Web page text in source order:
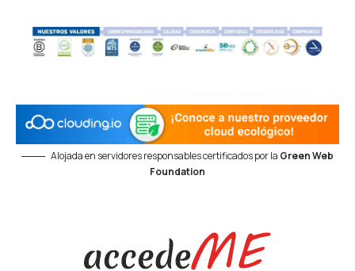
Alojada en servidores responsables certificados por la Green Web
Foundation